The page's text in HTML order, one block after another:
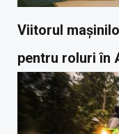
Viitorul
pentru roluri în